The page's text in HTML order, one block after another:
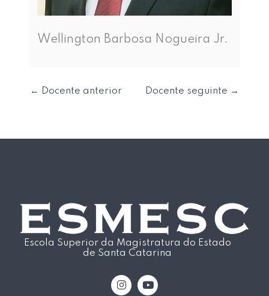
Wellington Barbosa Nogueira Jr.
← Docente anterior Docente seguinte →
Escola Superior da Magistratura do Estado
de Santa Catarina
I
n
Y
o